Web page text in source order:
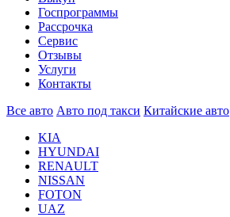
Госпрограммы
Рассрочка
Сервис
Отзывы
Услуги
Контакты
Все авто Авто под такси Китайские авто
KIA
HYUNDAI
RENAULT
NISSAN
FOTON
UAZ